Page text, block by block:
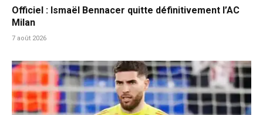
Officiel : Ismaël Bennacer quitte définitivement l’AC
Milan
7 août 2026